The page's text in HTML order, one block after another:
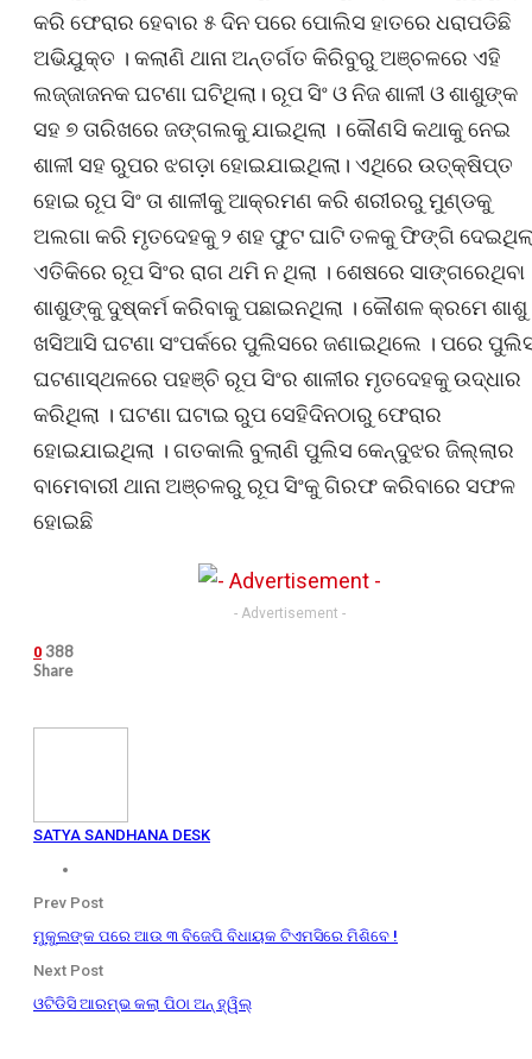
କରି ଫେରାର ହେବାର ୫ ଦିନ ପରେ ପୋଲିସ ହାତରେ ଧରାପଡିଛି
ଅଭିଯୁକ୍ତ । କଲାଣି ଥାନା ଅନ୍ତର୍ଗତ କିରିବୁରୁ ଅଞ୍ଚଳରେ ଏହି
ଲଜ୍ଜାଜନକ ଘଟଣା ଘଟିଥିଲା। ରୂପ ସିଂ ଓ ନିଜ ଶାଳୀ ଓ ଶାଶୁଙ୍କ
ସହ ୭ ତାରିଖରେ ଜଙ୍ଗଲକୁ ଯାଇଥିଲା । କୌଣସି କଥାକୁ ନେଇ
ଶାଳୀ ସହ ରୁପର ଝଗଡ଼ା ହୋଇଯାଇଥିଲା। ଏଥିରେ ଉତ୍‌କ୍ଷିପ୍ତ
ହୋଇ ରୂପ ସିଂ ତା ଶାଳୀକୁ ଆକ୍ରମଣ କରି ଶରୀରରୁ ମୁଣ୍ଡକୁ
ଅଲଗା କରି ମୃତଦେହକୁ ୨ ଶହ ଫୁଟ ଘାଟି ତଳକୁ ଫିଙ୍ଗି
ଏତିକିରେ ରୂପ ସିଂର ରାଗ ଥମି ନ ଥିଲା । ଶେଷରେ ସାଙ୍ଗରେଥିବା
ଶାଶୁଙ୍କୁ ଦୁଷ୍କର୍ମ କରିବାକୁ ପଛାଇନଥିଲା । କୌଶଳ କ୍ରମେ ଶାଶୁ
ଖସିଆସି ଘଟଣା ସଂପର୍କରେ ପୁଲିସରେ ଜଣାଇଥିଲେ । ପରେ
ଘଟଣାସ୍ଥଳରେ ପହଞ୍ଚି ରୂପ ସିଂର ଶାଳୀର ମୃତଦେହକୁ ଉଦ୍ଧାର
କରିଥିଲା । ଘଟଣା ଘଟାଇ ରୁପ ସେହିଦିନଠାରୁ ଫେରାର
ହୋଇଯାଇଥିଲା । ଗତକାଲି ବୁଲାଣି ପୁଲିସ କେନ୍ଦୁଝର ଜିଲ୍ଲାର
ବାମେବାରୀ ଥାନା ଅଞ୍ଚଳରୁ ରୂପ ସିଂକୁ ଗିରଫ କରିବାରେ ସଫଳ
ହୋଇଛି
- Advertisement -
0 388
Share
SATYA SANDHANA DESK
Prev Post
ମୁକୁଲଙ୍କ ପରେ ଆଉ ୩ ବିଜେପି ବିଧାୟକ ଟିଏମସିରେ ମିଶିବେ !
Next Post
ଓଟିଡିସି ଆରମ୍ଭ କଲା ପିଠା ଅନ୍ ହ୍ୱିଲ୍‌